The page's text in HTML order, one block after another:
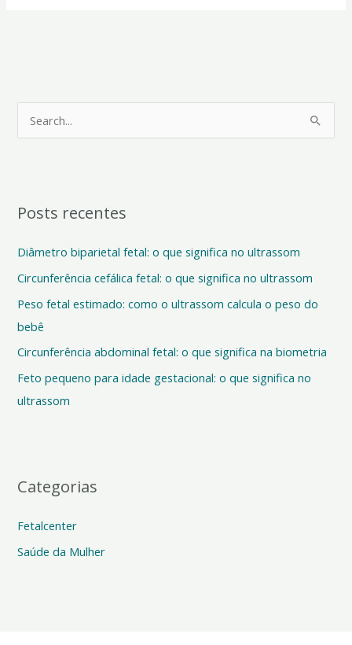
u
s
a
r
p
o
r
:
Posts recentes
Diâmetro biparietal fetal: o que significa no ultrassom
Circunferência cefálica fetal: o que significa no ultrassom
Peso fetal estimado: como o ultrassom calcula o peso do
bebê
Circunferência abdominal fetal: o que significa na biometria
Feto pequeno para idade gestacional: o que significa no
ultrassom
Categorias
Fetalcenter
Saúde da Mulher